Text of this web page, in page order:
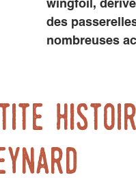
wingfoil,
des
nombreuses